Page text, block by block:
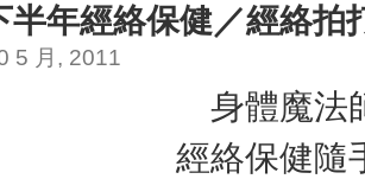
半年經絡保健／經絡拍
5 月, 2011
身體魔法
經絡保健隨